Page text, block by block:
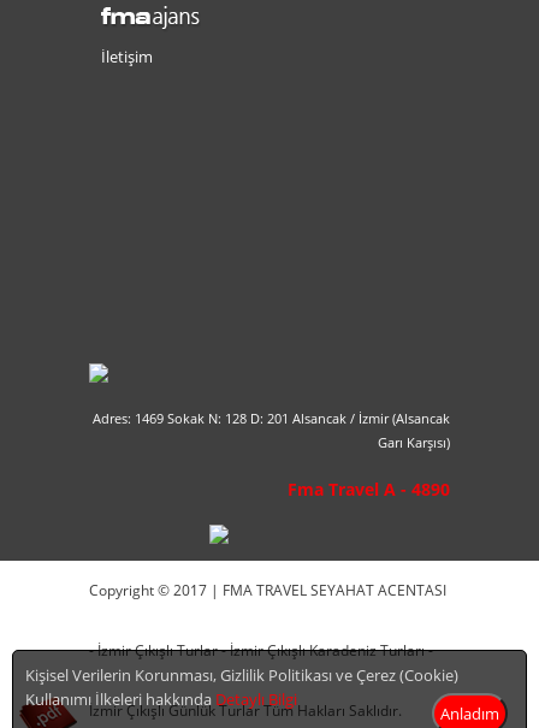
İletişim
Adres: 1469 Sokak N: 128 D: 201 Alsancak / İzmir (Alsancak
Garı Karşısı)
Fma Travel A - 4890
Copyright © 2017 | FMA TRAVEL SEYAHAT ACENTASI
- İzmir Çıkışlı Turlar - İzmir Çıkışlı Karadeniz Turları -
İzmir Çıkışlı Günlük Turlar Tüm Hakları Saklıdır.
Kişisel Verilerin Korunması, Gizlilik Politikası ve Çerez (Cookie)
Kullanımı İlkeleri hakkında Detaylı Bilgi
Anladım